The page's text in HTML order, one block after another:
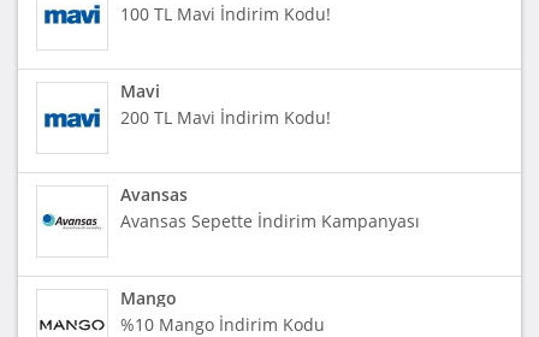
100 TL Mavi İndirim Kodu!
Mavi
200 TL Mavi İndirim Kodu!
Avansas
Avansas Sepette İndirim Kampanyası
Mango
%10 Mango İndirim Kodu